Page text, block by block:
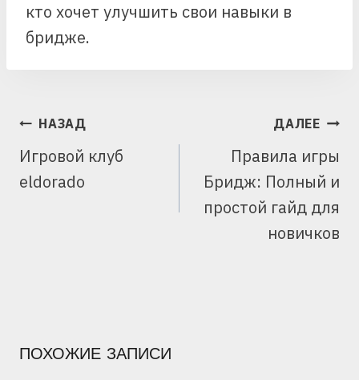
кто хочет улучшить свои навыки в
бридже.
НАВИГАЦИЯ
ЗАПИСЯМ
НАЗАД
Игровой клуб
eldorado
ДАЛЕЕ
Правила игры
Бридж: Полный и
простой гайд для
новичков
ПОХОЖИЕ ЗАПИСИ